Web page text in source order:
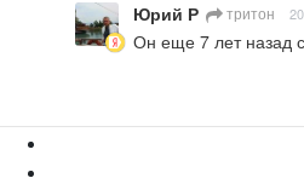
Юрий Р тритон
Он еще 7 лет назад